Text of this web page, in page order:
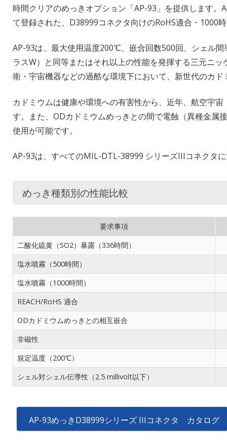
時間クリアのめっきオプション「AP-93」を提供します
て登録された、D38999コネクタ向けのRoHS適合・1000
AP-93は、最大使用温度200℃、嵌合回数500回、シェル
ラスW）と同等またはそれ以上の性能を発揮する三元ニ
衛・宇宙機器などの過酷な環境下において、新世代のカ
カドミウムは健康や環境への有害性から、近年、航空宇
す。また、ODカドミウムめっきとの間で電蝕（異種金属
使用が可能です。
AP-93は、すべてのMIL-DTL-38999 シリーズIIIコネクタ
めっき種類別の性能比較
要求事項
二酸化硫黄（SO2）暴露（336時間）
塩水噴霧（500時間）
塩水噴霧（1000時間）
REACH/RoHS 適合
ODカドミウムめっきとの相互嵌合
非磁性
規定温度（200℃）
シェル対シェル伝導性（2.5 millivolt以下）
AP-93めっきD38999シリーズ IIIコネクタ カタログ